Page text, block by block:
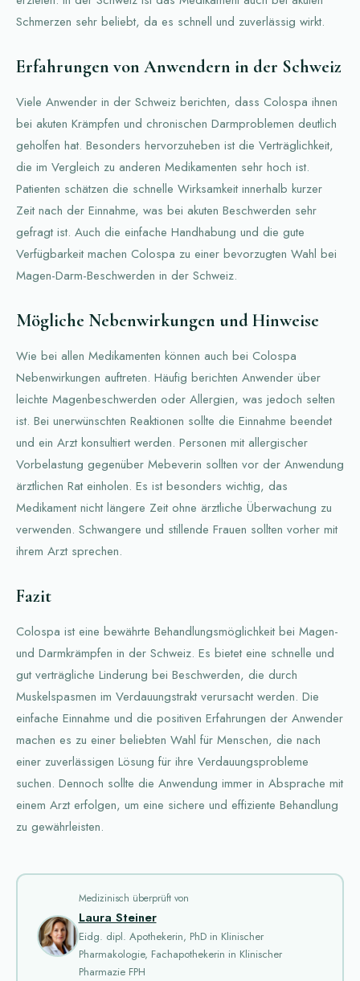
Schmerzen sehr beliebt, da es schnell und zuverlässig wirkt.
Erfahrungen von Anwendern in der Schweiz
Viele Anwender in der Schweiz berichten, dass Colospa ihnen
bei akuten Krämpfen und chronischen Darmproblemen deutlich
geholfen hat. Besonders hervorzuheben ist die Verträglichkeit,
die im Vergleich zu anderen Medikamenten sehr hoch ist.
Patienten schätzen die schnelle Wirksamkeit innerhalb kurzer
Zeit nach der Einnahme, was bei akuten Beschwerden sehr
gefragt ist. Auch die einfache Handhabung und die gute
Verfügbarkeit machen Colospa zu einer bevorzugten Wahl bei
Magen-Darm-Beschwerden in der Schweiz.
Mögliche Nebenwirkungen und Hinweise
Wie bei allen Medikamenten können auch bei Colospa
Nebenwirkungen auftreten. Häufig berichten Anwender über
leichte Magenbeschwerden oder Allergien, was jedoch selten
ist. Bei unerwünschten Reaktionen sollte die Einnahme beendet
und ein Arzt konsultiert werden. Personen mit allergischer
Vorbelastung gegenüber Mebeverin sollten vor der Anwendung
ärztlichen Rat einholen. Es ist besonders wichtig, das
Medikament nicht längere Zeit ohne ärztliche Überwachung zu
verwenden. Schwangere und stillende Frauen sollten vorher mit
ihrem Arzt sprechen.
Fazit
Colospa ist eine bewährte Behandlungsmöglichkeit bei Magen-
und Darmkrämpfen in der Schweiz. Es bietet eine schnelle und
gut verträgliche Linderung bei Beschwerden, die durch
Muskelspasmen im Verdauungstrakt verursacht werden. Die
einfache Einnahme und die positiven Erfahrungen der Anwender
machen es zu einer beliebten Wahl für Menschen, die nach
einer zuverlässigen Lösung für ihre Verdauungsprobleme
suchen. Dennoch sollte die Anwendung immer in Absprache mit
einem Arzt erfolgen, um eine sichere und effiziente Behandlung
zu gewährleisten.
Medizinisch überprüft von
Laura Steiner
Eidg. dipl. Apothekerin, PhD in Klinischer
Pharmakologie, Fachapothekerin in Klinischer
Pharmazie FPH